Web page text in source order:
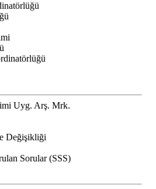
Uyg. Arş. Mrk.
Değişikliği
Sorular (SSS)